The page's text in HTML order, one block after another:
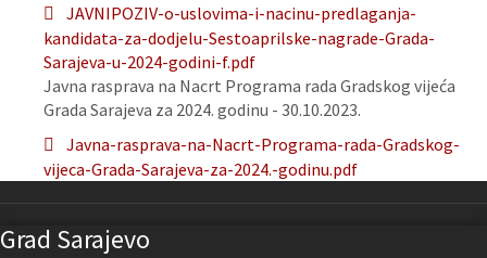
JAVNIPOZIV-o-uslovima-i-nacinu-predlaganja-
kandidata-za-dodjelu-Sestoaprilske-nagrade-Grada-
Sarajeva-u-2024-godini-f.pdf
Javna rasprava na Nacrt Programa rada Gradskog vijeća
Grada Sarajeva za 2024. godinu - 30.10.2023.
Javna-rasprava-na-Nacrt-Programa-rada-Gradskog-
vijeca-Grada-Sarajeva-za-2024.-godinu.pdf
Grad Sarajevo